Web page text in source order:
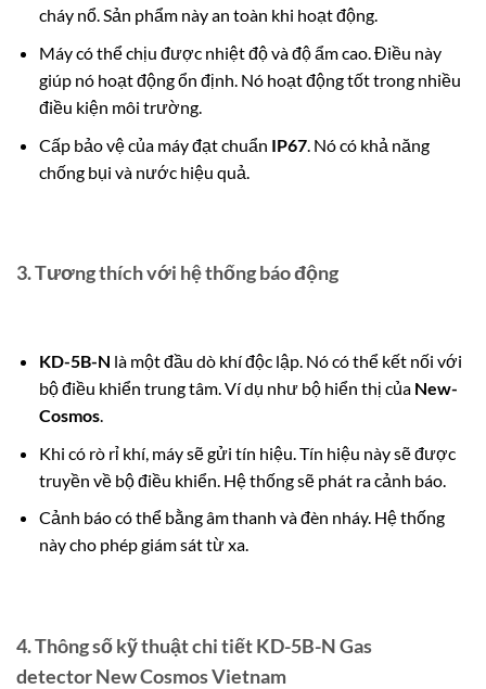
cháy nổ. Sản phẩm này an toàn khi hoạt động.
Máy có thể chịu được nhiệt độ và độ ẩm cao. Điều này
giúp nó hoạt động ổn định. Nó hoạt động tốt trong nhiều
điều kiện môi trường.
Cấp bảo vệ của máy đạt chuẩn IP67. Nó có khả năng
chống bụi và nước hiệu quả.
3.Tương thích với hệ thống báo động
KD-5B-N là một đầu dò khí độc lập. Nó có thể kết nối với
bộ điều khiển trung tâm. Ví dụ như bộ hiển thị của New-
Cosmos.
Khi có rò rỉ khí, máy sẽ gửi tín hiệu. Tín hiệu này sẽ được
truyền về bộ điều khiển. Hệ thống sẽ phát ra cảnh báo.
Cảnh báo có thể bằng âm thanh và đèn nháy. Hệ thống
này cho phép giám sát từ xa.
4.Thông số kỹ thuật chi tiết KD-5B-N Gas
detector New Cosmos Vietnam